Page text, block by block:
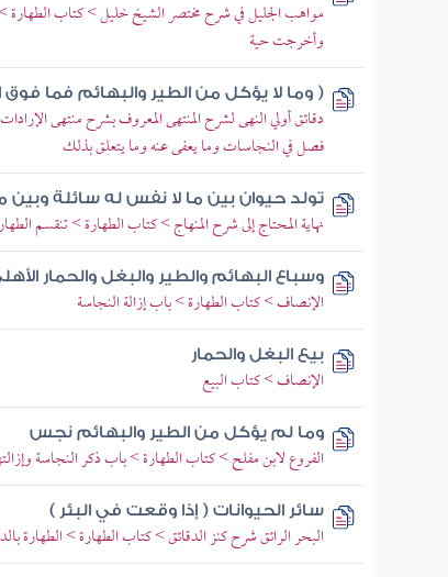
مواهب الجليل في شرح مختصر الشيخ خليل > كتاب الطهارة
وأخرجت حية
( وما لا يؤكل من الطير والبهائم فما
دقائق أولي النهى لشرح المنتهى المعروف بشرح منتهى
فصل في النجاسات وما يعفى عنه وما يتعلق بذلك
تولد حيوان بين ما لا نفس له سائلة
نهاية المحتاج إلى شرح المنهاج > كتاب الطهارة > تنقسم
وسباع البهائم والطير والبغل والحمار
الإنصاف > كتاب الطهارة > باب إزالة النجاسة
بيع البغل والحمار
الإنصاف > كتاب البيع
وما لم يؤكل من الطير والبهائم نجس
الفروع لابن مفلح > كتاب الطهارة > باب ذكر النجاسة
سائر الحيوانات ( إذا وقعت في البئر )
البحر الرائق شرح كنز الدقائق > كتاب الطهارة > الطهارة